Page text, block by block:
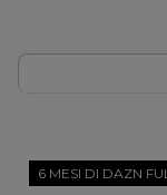
6 MESI DI DAZN